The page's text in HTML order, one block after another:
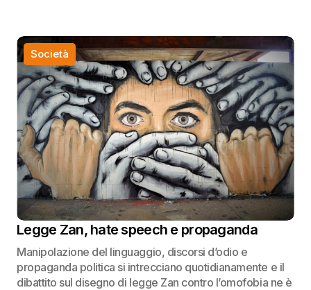
Società
Legge Zan, hate speech e propaganda
Manipolazione del linguaggio, discorsi d’odio e
propaganda politica si intrecciano quotidianamente e il
dibattito sul disegno di legge Zan contro l’omofobia ne è